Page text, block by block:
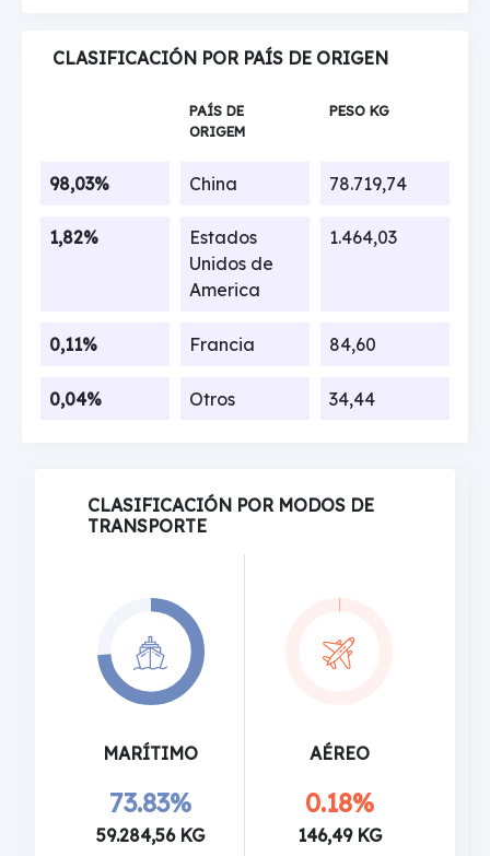
CLASIFICACIÓN POR PAÍS DE ORIGEN
PAÍS DE
ORIGEM
PESO KG
98,03% China 78.719,74
1,82%
Estados
Unidos de
America
1.464,03
0,11% Francia 84,60
0,04% Otros 34,44
CLASIFICACIÓN POR MODOS DE
TRANSPORTE
MARÍTIMO
73.83%
59.284,56 KG
AÉREO
0.18%
146,49 KG